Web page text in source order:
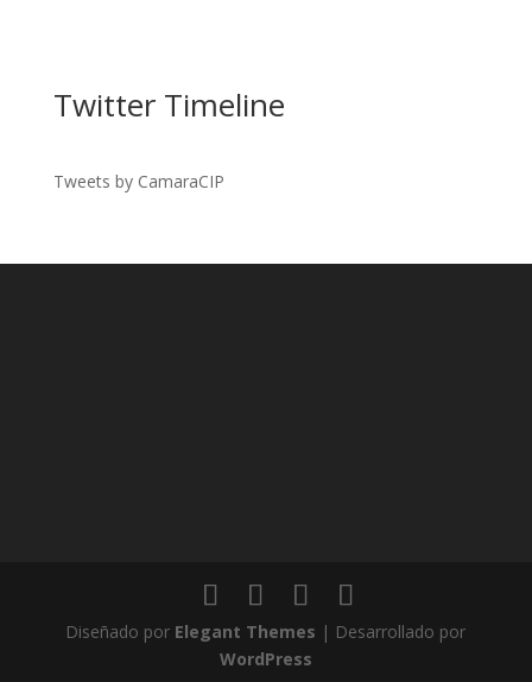
Twitter Timeline
Tweets by CamaraCIP
Diseñado por Elegant Themes | Desarrollado por
WordPress